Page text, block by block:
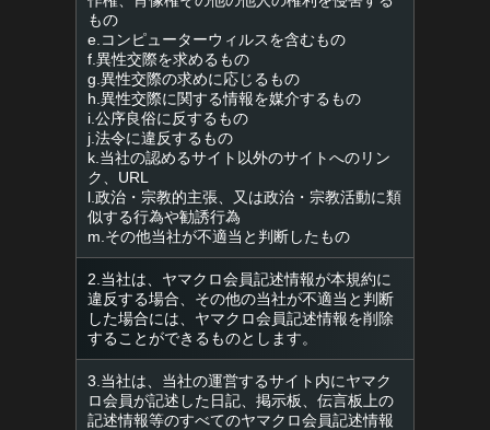
もの
e.コンピューターウィルスを含むもの
f.異性交際を求めるもの
g.異性交際の求めに応じるもの
h.異性交際に関する情報を媒介するもの
i.公序良俗に反するもの
j.法令に違反するもの
k.当社の認めるサイト以外のサイトへのリン
ク、URL
l.政治・宗教的主張、又は政治・宗教活動に類
似する行為や勧誘行為
m.その他当社が不適当と判断したもの
2.当社は、ヤマクロ会員記述情報が本規約に
違反する場合、その他の当社が不適当と判断
した場合には、ヤマクロ会員記述情報を削除
することができるものとします。
3.当社は、当社の運営するサイト内にヤマク
ロ会員が記述した日記、掲示板、伝言板上の
記述情報等のすべてのヤマクロ会員記述情報